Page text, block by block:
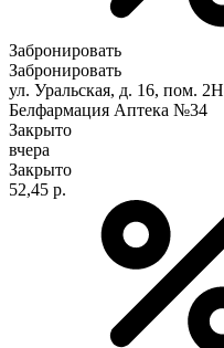
Забронировать
Забронировать
ул. Уральская, д. 16, пом. 2Н
Белфармация Аптека №34
Закрыто
вчера
Закрыто
52,45 р.